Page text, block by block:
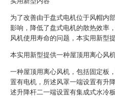
为了改善由于盘式电机位于风帽内
影响，降低了盘式电机的散热效率
风机使用寿命的问题，本实用新型
本实用新型提供一种屋顶用离心风
一种屋顶用离心风机，包括固定板
置有电机，所述风罩一端设置有升
述升降杆二一端设置有集成式水冷